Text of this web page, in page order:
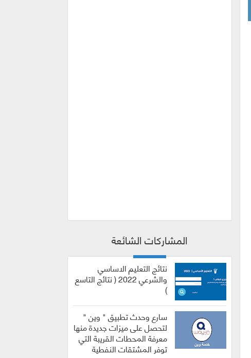
المشاركات الشائعة
نتائج التعليم الاساسي
والشرعي 2022 ( نتائج التاسع
)
سارع وحدث تطبيق " وين "
لتحصل على ميزات جديدة منها
معرفة المحطات القريبة التي
توفر المشتقات النفطية